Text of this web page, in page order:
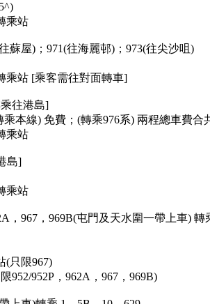
乘站
蘇屋)；971(往海麗邨)；973(往尖沙咀)
乘站 [乘客需往對面轉車]
往港島]
乘本線) 免費；(轉乘976系) 兩程總車費合
乘站
島]
乘站
，967，969B(屯門及天水圍一帶上車) 轉
(只限967)
952/952P，962A，967，969B)